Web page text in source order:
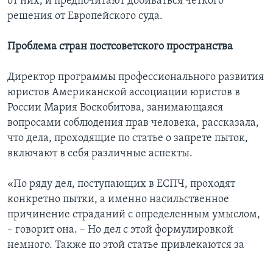
решения от Европейского суда.
Проблема стран постсоветского пространства
Директор программы профессионального развития
юристов Американской ассоциации юристов в
России Мария Воскобитова, занимающаяся
вопросами соблюдения прав человека, рассказала,
что дела, проходящие по статье о запрете пыток,
включают в себя различные аспекты.
«По ряду дел, поступающих в ЕСПЧ, проходят
конкретно пытки, а именно насильственное
причинение страданий с определенным умыслом,
– говорит она. – Но дел с этой формулировкой
немного. Также по этой статье привлекаются за